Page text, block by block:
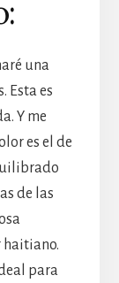
una
Esta es
Y me
es el de
de las
haitiano.
para